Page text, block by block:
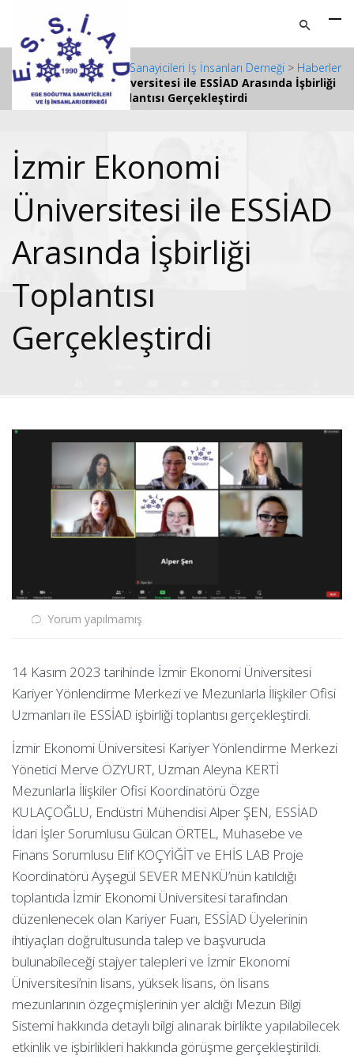
ESSİAD - Ege Soğutma Sanayicileri İş İnsanları Derneği > Haberler
>İzmir Ekonomi Üniversitesi ile ESSİAD Arasında İşbirliği
Toplantısı Gerçekleştirdi
İzmir Ekonomi
Üniversitesi ile ESSİAD
Arasında İşbirliği
Toplantısı
Gerçekleştirdi
Yorum yapılmamış
14 Kasım 2023 tarihinde İzmir Ekonomi Üniversitesi
Kariyer Yönlendirme Merkezi ve Mezunlarla İlişkiler Ofisi
Uzmanları ile ESSİAD işbirliği toplantısı gerçekleştirdi.
İzmir Ekonomi Üniversitesi Kariyer Yönlendirme Merkezi
Yönetici Merve ÖZYURT, Uzman Aleyna KERTİ
Mezunlarla İlişkiler Ofisi Koordinatörü Özge
KULAÇOĞLU, Endüstri Mühendisi Alper ŞEN, ESSİAD
İdari İşler Sorumlusu Gülcan ÖRTEL, Muhasebe ve
Finans Sorumlusu Elif KOÇYİĞİT ve EHİS LAB Proje
Koordinatörü Ayşegül SEVER MENKÜ’nün katıldığı
toplantıda İzmir Ekonomi Üniversitesi tarafından
düzenlenecek olan Kariyer Fuarı, ESSİAD Üyelerinin
ihtiyaçları doğrultusunda talep ve başvuruda
bulunabileceği stajyer talepleri ve İzmir Ekonomi
Üniversitesi’nin lisans, yüksek lisans, ön lisans
mezunlarının özgeçmişlerinin yer aldığı Mezun Bilgi
Sistemi hakkında detaylı bilgi alınarak birlikte yapılabilecek
etkinlik ve işbirlikleri hakkında görüşme gerçekleştirildi.